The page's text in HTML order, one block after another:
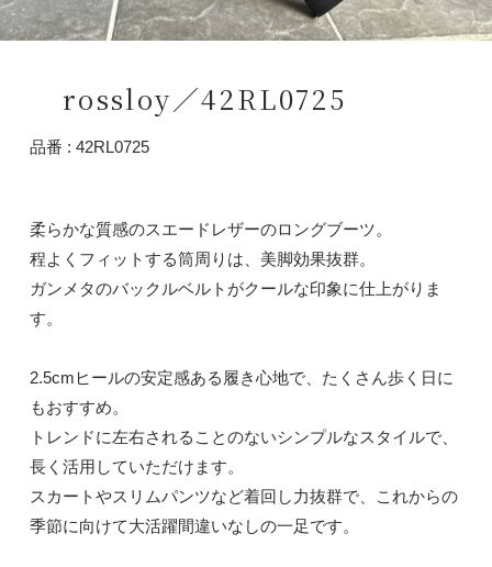
rossloy／42RL0725
品番 : 42RL0725
柔らかな質感のスエードレザーのロングブーツ。
程よくフィットする筒周りは、美脚効果抜群。
ガンメタのバックルベルトがクールな印象に仕上がりま
す。
2.5cmヒールの安定感ある履き心地で、たくさん歩く日に
もおすすめ。
トレンドに左右されることのないシンプルなスタイルで、
長く活用していただけます。
スカートやスリムパンツなど着回し力抜群で、これからの
季節に向けて大活躍間違いなしの一足です。